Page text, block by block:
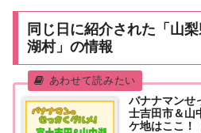
同じ日に紹介された「山
湖村」の情報
バナナマンせ
士吉田市＆山
ケ地はここ！